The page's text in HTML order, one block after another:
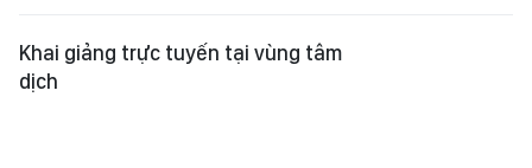
Khai giảng trực tuyến tại vùng tâm
dịch